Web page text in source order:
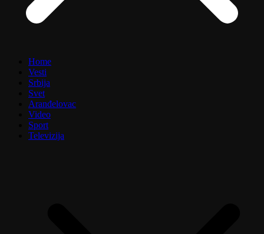
Home
Vesti
Srbija
Svet
Aranđelovac
Video
Sport
Televizija